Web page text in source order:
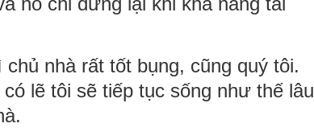
nhà rất tốt bụng, cũng quý tôi.
lẽ tôi sẽ tiếp tục sống như thế lâu